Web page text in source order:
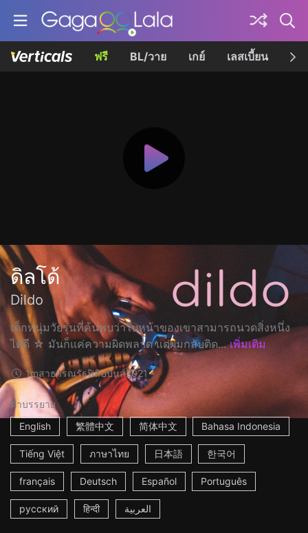
ฟรี BL/วาย เกย์ เลสเบี้ยน เค
ดิลโด้
Dildo
เด็กหนุ่มวัยรุ่นที่ค้นพบว่าใบหน้าของเขาสามารถนวดสิ่งหนึ่ง
ได้ดี ☆ มันก็แค่ความผิดพลาด แต่ผมกลับติด... เพิ่มเติม
1mสาธารณรัฐฟิลิปปินส์2021
คำบรรยาย
English
繁體中文 简体中文 Bahasa Indonesia
Tiếng Việt ภาษาไทย 日本語 한국어
français Deutsch Español Português
русский हिन्दी العربية